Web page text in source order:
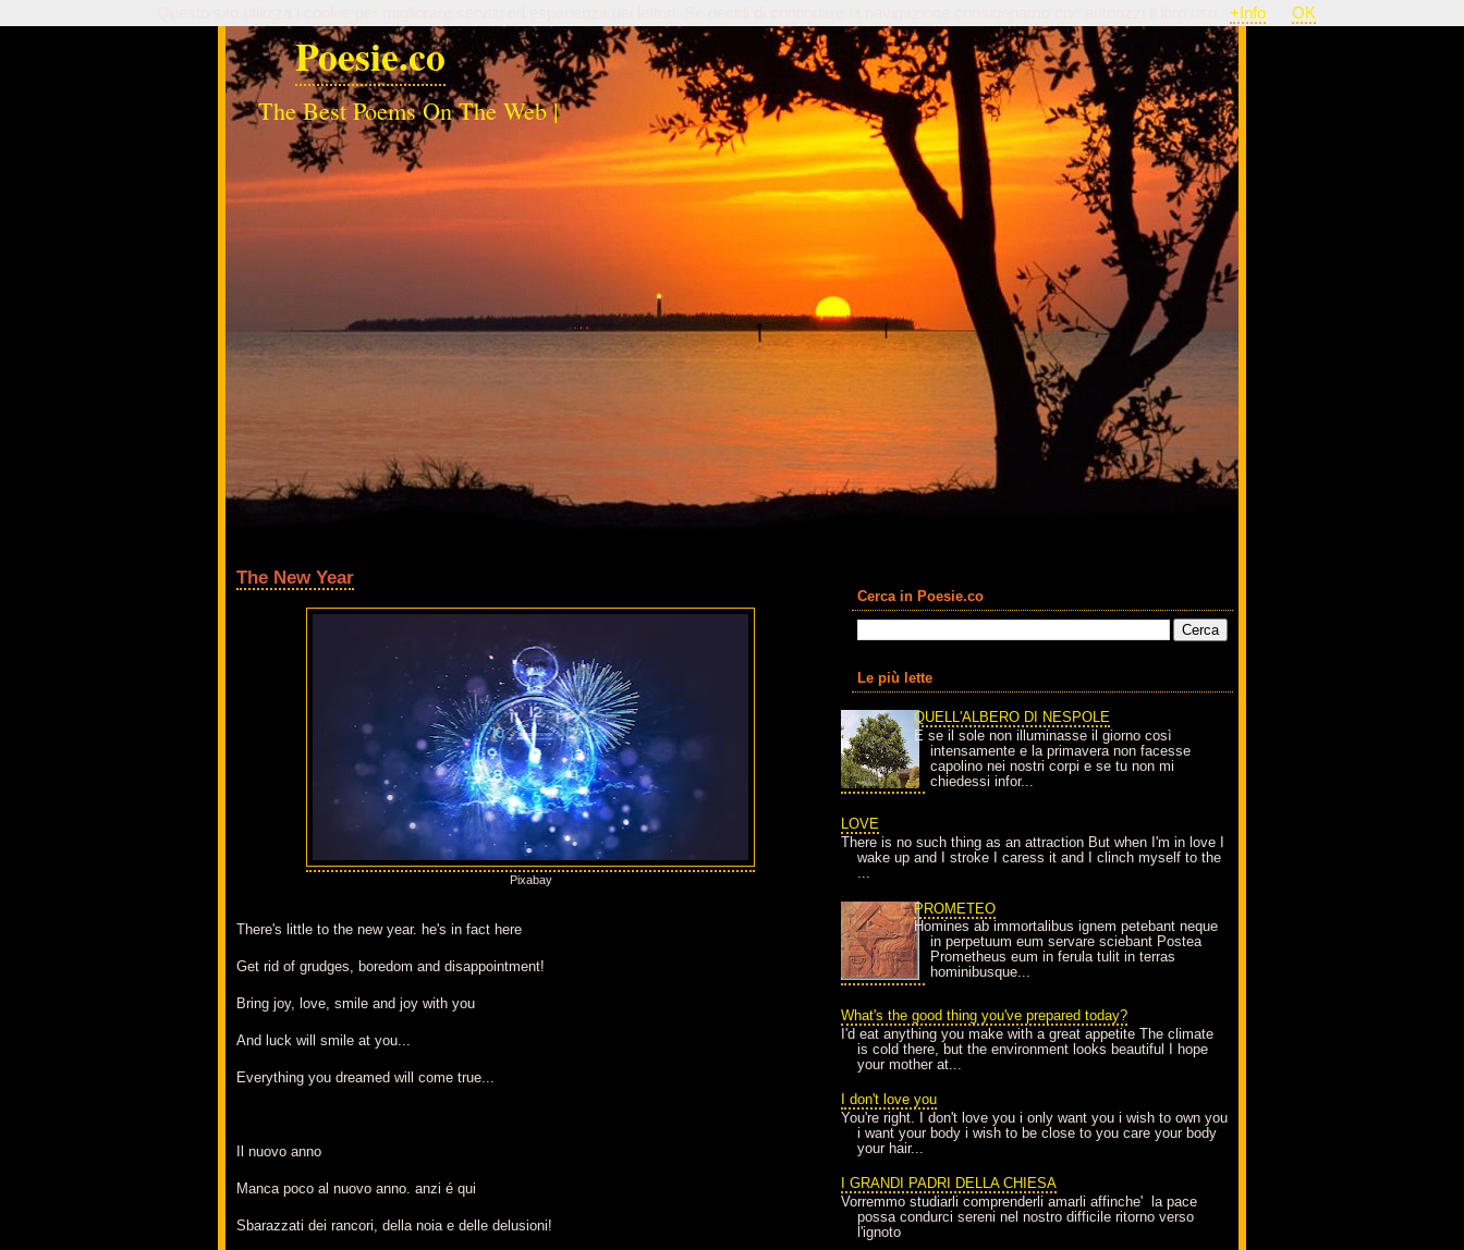
Poesie.co
The Best Poems On The Web |
The New Year
Pixabay
There's little to the new year. he's in fact here
Get rid of grudges, boredom and disappointment!
Bring joy, love, smile and joy with you
And luck will smile at you...
Everything you dreamed will come true...
Il nuovo anno
Manca poco al nuovo anno. anzi é qui
Sbarazzati dei rancori, della noia e delle delusioni!
Cerca in Poesie.co
Le più lette
QUELL'ALBERO DI NESPOLE
E se il sole non illuminasse il giorno così
intensamente e la primavera non facesse
capolino nei nostri corpi e se tu non mi
chiedessi infor...
LOVE
There is no such thing as an attraction But when I'm in love I
wake up and I stroke I caress it and I clinch myself to the
...
PROMETEO
Homines ab immortalibus ignem petebant neque
in perpetuum eum servare sciebant Postea
Prometheus eum in ferula tulit in terras
hominibusque...
What's the good thing you've prepared today?
I'd eat anything you make with a great appetite The climate
is cold there, but the environment looks beautiful I hope
your mother at...
I don't love you
You're right. I don't love you i only want you i wish to own you
i want your body i wish to be close to you care your body
your hair...
I GRANDI PADRI DELLA CHIESA
Vorremmo studiarli comprenderli amarli affinche' la pace
possa condurci sereni nel nostro difficile ritorno verso
l'ignoto
+Info OK